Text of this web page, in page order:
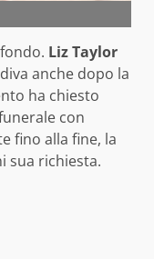
Liz Taylor
anche dopo la
ha chiesto
con
fino alla fine, la
sua richiesta.